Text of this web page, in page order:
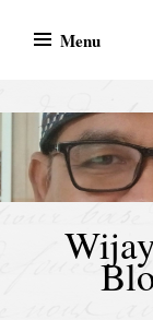
Menu